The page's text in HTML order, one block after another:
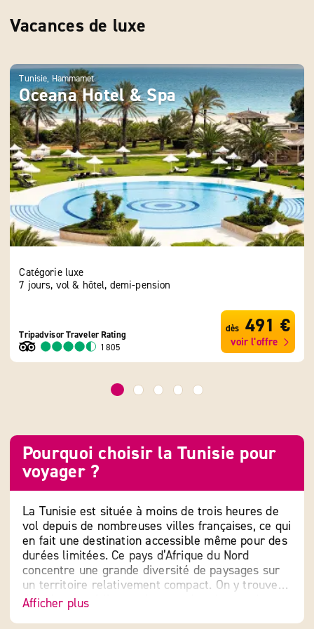
Vacances de luxe
Tunisie, Hammamet
Oceana Hotel & Spa
Catégorie luxe
7 jours, vol & hôtel, demi-pension
Tripadvisor Traveler Rating
491 €
voir l'offre
Pourquoi choisir la Tunisie pour
voyager ?
Afficher plus
La Tunisie est située à moins de trois heures de
vol depuis de nombreuses villes françaises, ce qui
en fait une destination accessible même pour des
durées limitées. Ce pays d’Afrique du Nord
concentre une grande diversité de paysages sur
un territoire relativement compact. On y trouve